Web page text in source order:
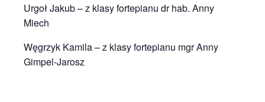
Urgoł Jakub – z klasy fortepianu dr hab. Anny
Miech
Węgrzyk Kamila – z klasy fortepianu mgr Anny
Gimpel-Jarosz